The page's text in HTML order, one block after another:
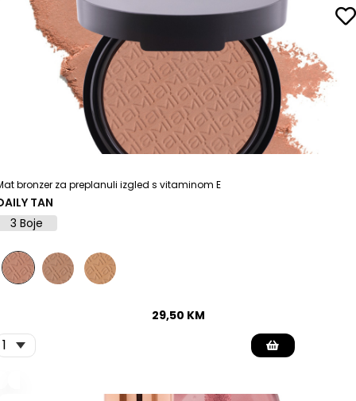
bronzer za preplanuli izgled s vitaminom E
TAN
3 Boje
29,50 KM